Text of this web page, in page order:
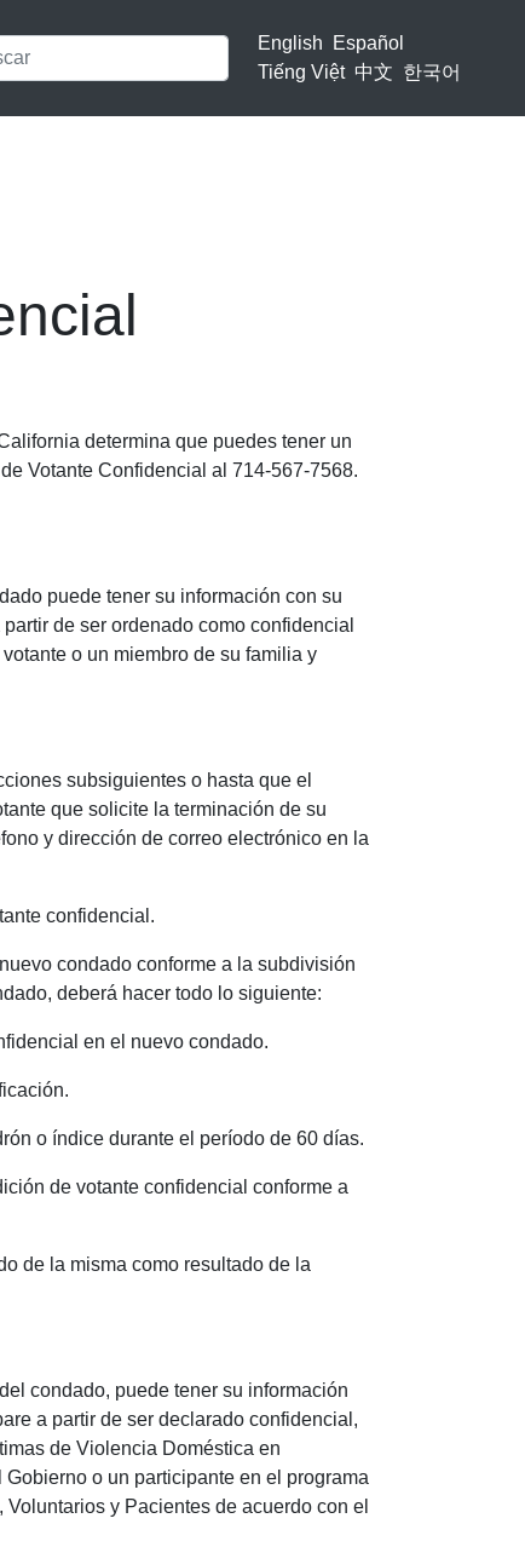
English
Español
Tiếng Việt 中文 한국어
determina que puedes tener un
Votante Confidencial al 714-567-7568.
puede tener su información con su
de ser ordenado como confidencial
o un miembro de su familia y
subsiguientes o hasta que el
que solicite la terminación de su
y dirección de correo electrónico en la
confidencial.
condado conforme a la subdivisión
deberá hacer todo lo siguiente:
en el nuevo condado.
o índice durante el período de 60 días.
de votante confidencial conforme a
de la misma como resultado de la
condado, puede tener su información
a partir de ser declarado confidencial,
de Violencia Doméstica en
o un participante en el programa
y Pacientes de acuerdo con el